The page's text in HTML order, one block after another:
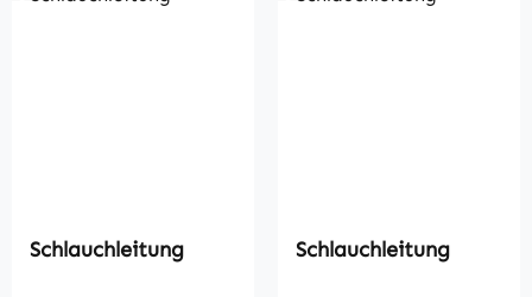
Schlauchleitung Schlauchleitung